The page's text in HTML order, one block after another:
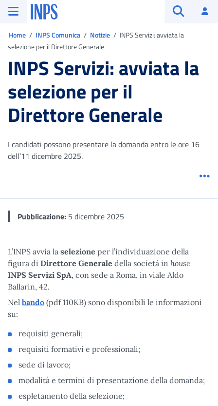
Vai al menu principale
Vai al contenuto principale
Vai al pie' di pagina
INPS ()
Home INPS Comunica Notizie
INPS Servizi: avviata la
selezione per il Direttore Generale
INPS Servizi: avviata la
selezione per il
Direttore Generale
I candidati possono presentare la domanda entro le ore 16
dell’11 dicembre 2025.
Pubblicazione: 5 dicembre 2025
L’INPS avvia la selezione per l’individuazione della
figura di Direttore Generale della società in house
INPS Servizi SpA, con sede a Roma, in viale Aldo
Ballarin, 42.
Nel bando (pdf 110KB) sono disponibili le informazioni
su:
requisiti generali;
requisiti formativi e professionali;
sede di lavoro;
modalità e termini di presentazione della domanda;
espletamento della selezione;